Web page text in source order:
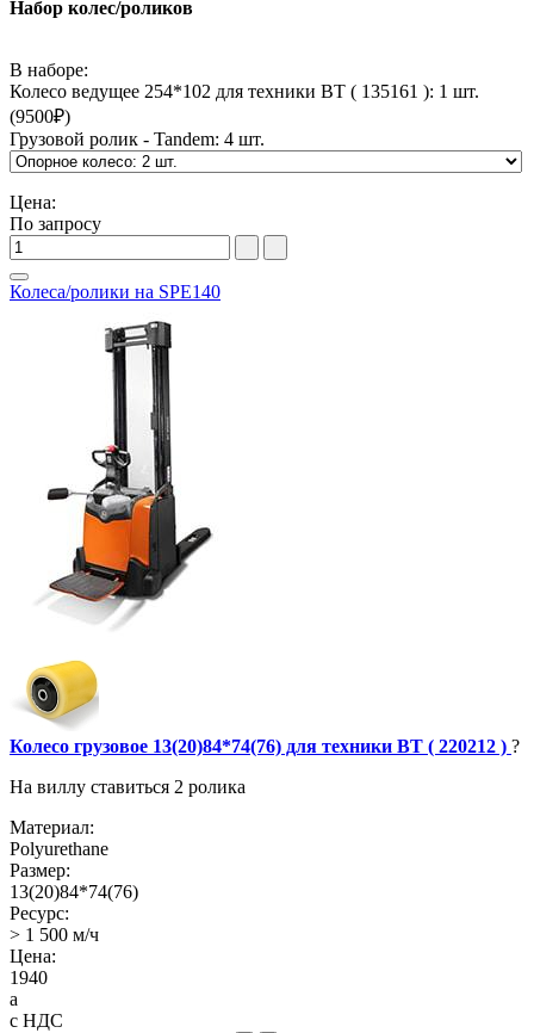
Набор колес/роликов
В наборе:
Колесо ведущее 254*102 для техники BT ( 135161 ): 1 шт.
(9500₽)
Грузовой ролик - Tandem: 4 шт.
Цена:
По запросу
Колеса/ролики на SPE140
Колесо грузовое 13(20)84*74(76) для техники BT ( 220212 ) ?
На виллу ставиться 2 ролика
Материал:
Polyurethane
Размер:
13(20)84*74(76)
Ресурс:
> 1 500 м/ч
Цена:
1940
a
с НДС